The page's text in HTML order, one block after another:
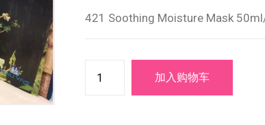
421 Soothing Moisture Mask
加入购物车